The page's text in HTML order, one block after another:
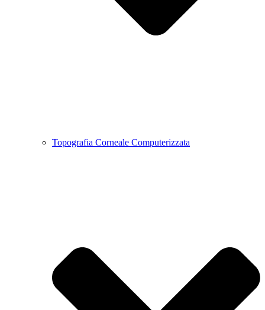
Topografia Corneale Computerizzata